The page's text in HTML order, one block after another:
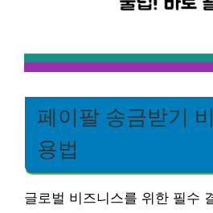
페이팔 송금받기
용법
글로벌 비즈니스를 위한 필수